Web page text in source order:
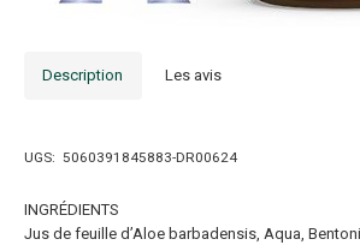
Description Les avis
UGS: 5060391845883-DR00624
INGRÉDIENTS
Jus de feuille d’Aloe barbadensis, Aqua,